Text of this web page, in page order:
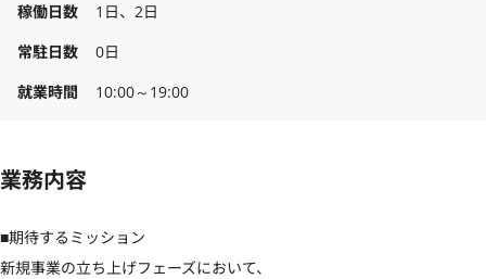
稼働日数
1日、2日
常駐日数
0日
就業時間
10:00～19:00
業務内容
■期待するミッション
新規事業の立ち上げフェーズにおいて、